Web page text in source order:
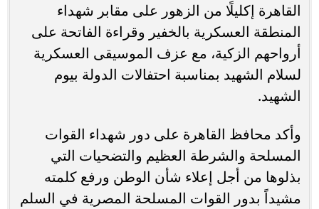
القاهرة إكليلًا من الزهور على مقابر شهداء
المنطقة العسكرية بالخفير وقراءة الفاتحة على
أرواحهم الزكية، مع عزف الموسيقى العسكرية
لسلام الشهيد بمناسبة احتفالات الدولة بيوم
الشهيد.
وأكد محافظ القاهرة على دور شهداء القوات
المسلحة والشرطة العظيم والتضحيات التي
بذلوها من أجل إعلاء شأن الوطن ورفع كلمته
مشيداً بدور القوات المسلحة المصرية في السلم